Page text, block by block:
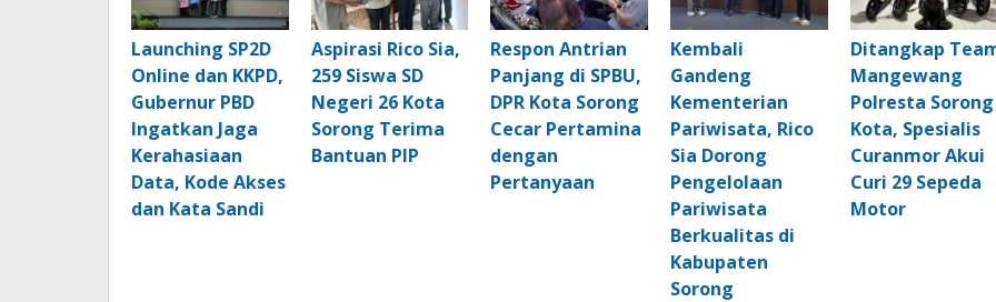
Launching SP2D
Online dan KKPD,
Gubernur PBD
Ingatkan Jaga
Kerahasiaan
Data, Kode Akses
dan Kata Sandi
Aspirasi Rico Sia,
259 Siswa SD
Negeri 26 Kota
Sorong Terima
Bantuan PIP
Respon Antrian
Panjang di SPBU,
DPR Kota Sorong
Cecar Pertamina
dengan
Pertanyaan
Kembali
Gandeng
Kementerian
Pariwisata, Rico
Sia Dorong
Pengelolaan
Pariwisata
Berkualitas di
Kabupaten
Sorong
Ditangkap
Mangewang
Polresta Sorong
Kota, Spesialis
Curanmor Akui
Curi 29 Sepeda
Motor